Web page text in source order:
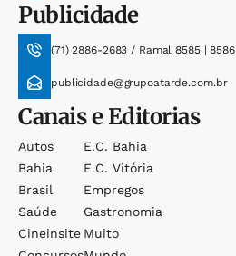
Publicidade
(71) 2886-2683 / Ramal 8585 | 8586
publicidade@grupoatarde.com.br
Canais e Editorias
Autos
Bahia
Brasil
Saúde
Cineinsite
E.c. Bahia
E.c. Vitória
Empregos
Gastronomia
Muito